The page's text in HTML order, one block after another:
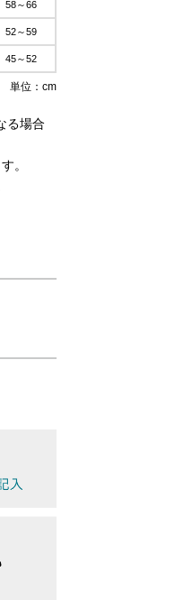
58～66
52～59
45～52
単位：cm
る場合
。